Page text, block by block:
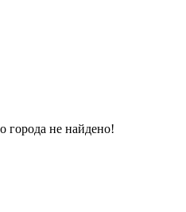
города не найдено!